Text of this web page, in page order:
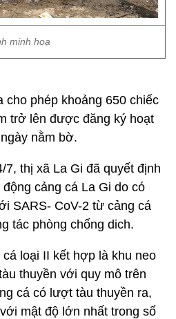
minh hoạ
cho phép khoảng 650 chiếc
trở lên được đăng ký hoạt
nằm bờ.
thị xã La Gi đã quyết định
cảng cá La Gi do có
SARS- CoV-2 từ cảng cá
tác phòng chống dich.
loại II kết hợp là khu neo
thuyền với quy mô trên
cá có lượt tàu thuyền ra,
mật độ lớn nhất trong số